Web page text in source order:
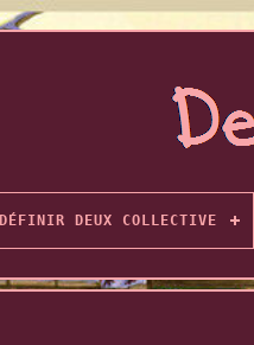
DÉFINIR DEUX COLLECTIVE